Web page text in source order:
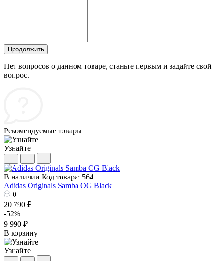
Продолжить
Нет вопросов о данном товаре, станьте первым и задайте свой
вопрос.
Рекомендуемые товары
Узнайте
В наличии Код товара: 564
Adidas Originals Samba OG Black
0
20 790 ₽
-52%
9 990 ₽
В корзину
Узнайте